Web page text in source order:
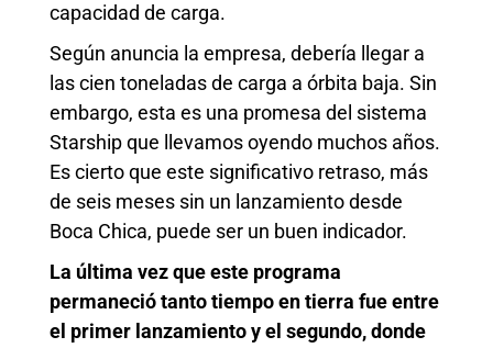
capacidad de carga.
Según anuncia la empresa, debería llegar a
las cien toneladas de carga a órbita baja. Sin
embargo, esta es una promesa del sistema
Starship que llevamos oyendo muchos años.
Es cierto que este significativo retraso, más
de seis meses sin un lanzamiento desde
Boca Chica, puede ser un buen indicador.
La última vez que este programa
permaneció tanto tiempo en tierra fue entre
el primer lanzamiento y el segundo, donde